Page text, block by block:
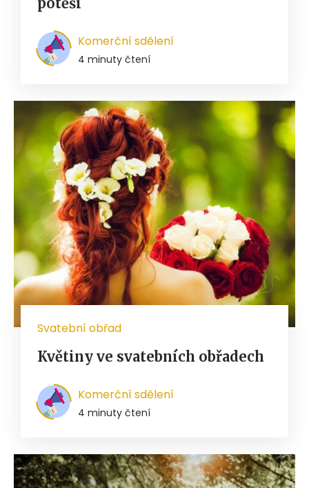
Komerční sdělení
4 minuty čtení
Svatební obřad
Květiny ve svatebních obřadech
Komerční sdělení
4 minuty čtení